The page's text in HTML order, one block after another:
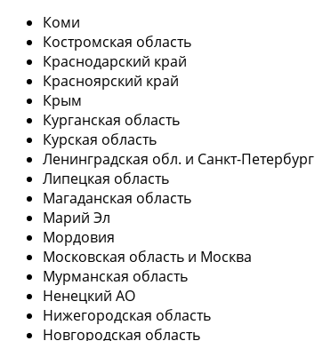
Коми
Костромская область
Краснодарский край
Красноярский край
Крым
Курганская область
Курская область
Ленинградская обл. и Санкт-Петербург
Липецкая область
Магаданская область
Марий Эл
Мордовия
Московская область и Москва
Мурманская область
Ненецкий АО
Нижегородская область
Новгородская область